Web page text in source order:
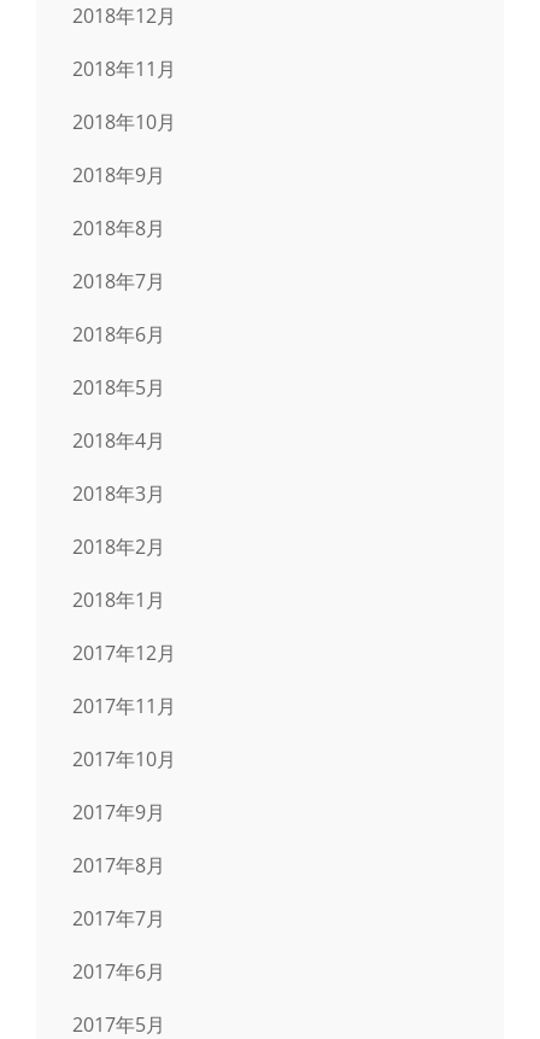
2018年12月
2018年11月
2018年10月
2018年9月
2018年8月
2018年7月
2018年6月
2018年5月
2018年4月
2018年3月
2018年2月
2018年1月
2017年12月
2017年11月
2017年10月
2017年9月
2017年8月
2017年7月
2017年6月
2017年5月